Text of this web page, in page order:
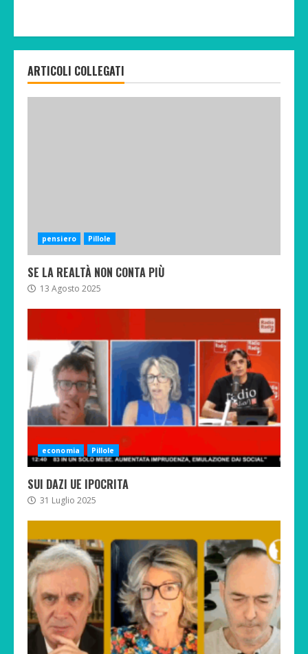
ARTICOLI COLLEGATI
pensiero Pillole
SE LA REALTÀ NON CONTA PIÙ
13 Agosto 2025
economia Pillole
SUI DAZI UE IPOCRITA
31 Luglio 2025